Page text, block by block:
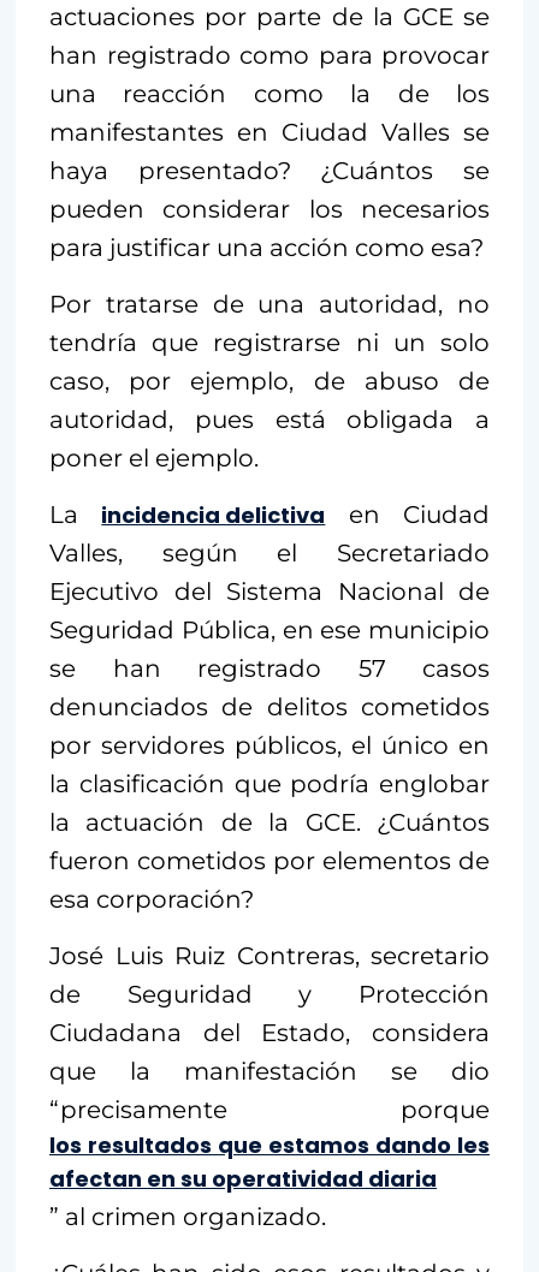
actuaciones por parte de la GCE se
han registrado como para provocar
una reacción como la de los
manifestantes en Ciudad Valles se
haya presentado? ¿Cuántos se
pueden considerar los necesarios
para justificar una acción como esa?
Por tratarse de una autoridad, no
tendría que registrarse ni un solo
caso, por ejemplo, de abuso de
autoridad, pues está obligada a
poner el ejemplo.
La incidencia delictiva en Ciudad
Valles, según el Secretariado
Ejecutivo del Sistema Nacional de
Seguridad Pública, en ese municipio
se han registrado 57 casos
denunciados de delitos cometidos
por servidores públicos, el único en
la clasificación que podría englobar
la actuación de la GCE. ¿Cuántos
fueron cometidos por elementos de
esa corporación?
José Luis Ruiz Contreras, secretario
de Seguridad y Protección
Ciudadana del Estado, considera
que la manifestación se dio
“precisamente porque
los resultados que estamos dando les
afectan en su operatividad diaria
” al crimen organizado.